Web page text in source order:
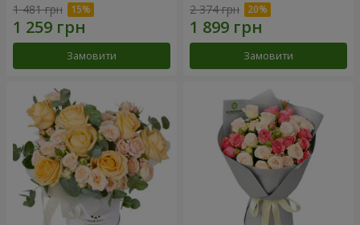
1 481 грн
Замовити
2 374 грн
Замовити